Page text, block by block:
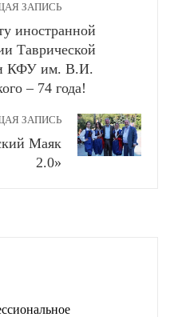
ЗАПИСЬ
иностранной
Таврической
КФУ им. В.И.
– 74 года!
ЗАПИСЬ
Маяк
2.0»